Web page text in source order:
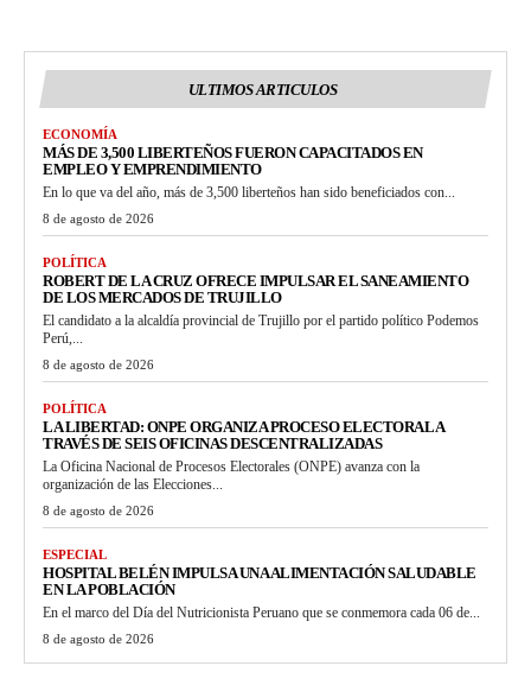
ULTIMOS ARTICULOS
ECONOMÍA
MÁS DE 3,500 LIBERTEÑOS FUERON CAPACITADOS EN
EMPLEO Y EMPRENDIMIENTO
En lo que va del año, más de 3,500 liberteños han sido beneficiados con...
8 de agosto de 2026
POLÍTICA
ROBERT DE LA CRUZ OFRECE IMPULSAR EL SANEAMIENTO
DE LOS MERCADOS DE TRUJILLO
El candidato a la alcaldía provincial de Trujillo por el partido político Podemos
Perú,...
8 de agosto de 2026
POLÍTICA
LA LIBERTAD: ONPE ORGANIZA PROCESO ELECTORAL A
TRAVÉS DE SEIS OFICINAS DESCENTRALIZADAS
La Oficina Nacional de Procesos Electorales (ONPE) avanza con la
organización de las Elecciones...
8 de agosto de 2026
ESPECIAL
HOSPITAL BELÉN IMPULSA UNA ALIMENTACIÓN SALUDABLE
EN LA POBLACIÓN
En el marco del Día del Nutricionista Peruano que se conmemora cada 06 de...
8 de agosto de 2026